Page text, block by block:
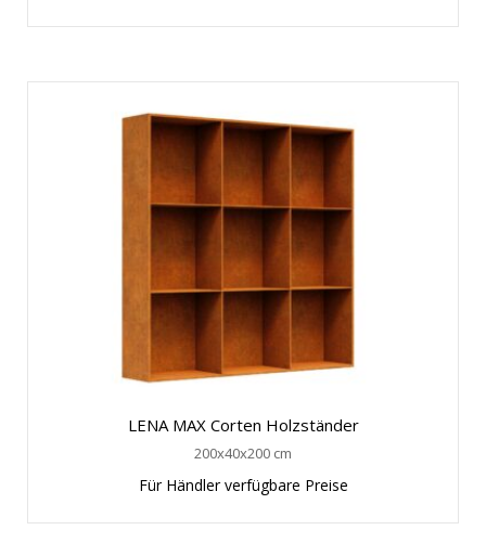
LENA MAX Corten Holzständer
200x40x200 cm
Für Händler verfügbare Preise